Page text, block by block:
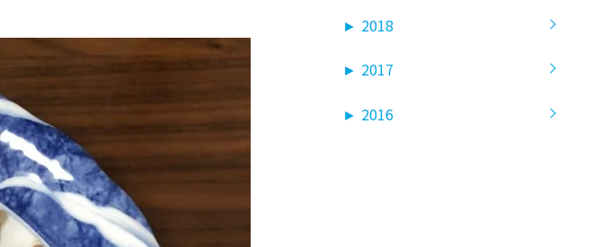
► 2018
► 2017
► 2016